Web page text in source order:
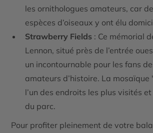
les ornithologues amateurs, car
espèces d’oiseaux y ont élu
Strawberry Fields : Ce mémorial
Lennon, situé près de l’entrée
un incontournable pour les fans
amateurs d’histoire. La mosaïque
l’un des endroits les plus visités
du parc.
Pour profiter pleinement de votre